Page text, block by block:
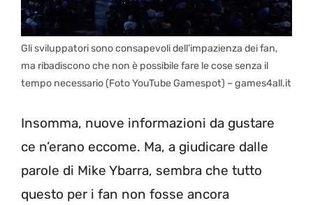
Gli sviluppatori sono consapevoli dell’impazienza dei fan,
ma ribadiscono che non è possibile fare le cose senza il
tempo necessario (Foto YouTube Gamespot) – games4all.it
Insomma, nuove informazioni da gustare
ce n’erano eccome. Ma, a giudicare dalle
parole di Mike Ybarra, sembra che tutto
questo per i fan non fosse ancora